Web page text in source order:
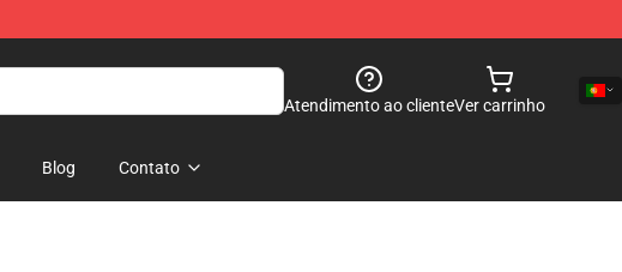
Atendimento ao clienteVer carrinho
Blog Contato